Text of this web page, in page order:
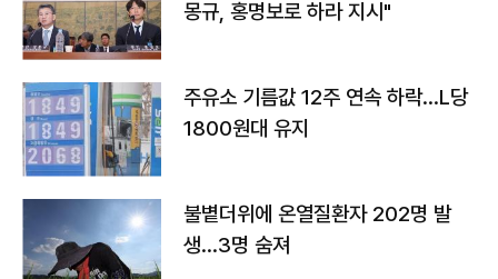
몽규, 홍명보로 하라 지시"
주유소 기름값 12주 연속 하락…L당
1800원대 유지
불볕더위에 온열질환자 202명 발
생…3명 숨져